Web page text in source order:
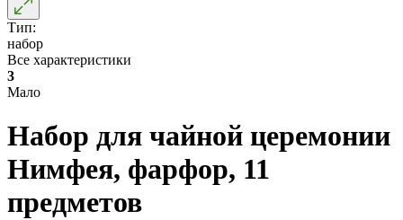
Тип:
набор
Все характеристики
3
Мало
Набор для чайной церемонии
Нимфея, фарфор, 11
предметов